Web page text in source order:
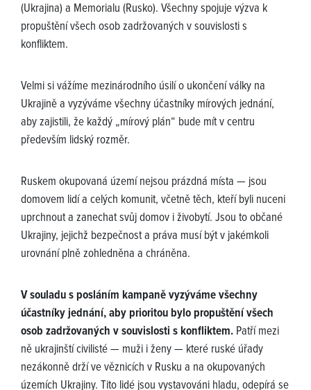
(Ukrajina) a Memorialu (Rusko). Všechny spojuje výzva k
propuštění všech osob zadržovaných v souvislosti s
konfliktem.
Velmi si vážíme mezinárodního úsilí o ukončení války na
Ukrajině a vyzýváme všechny účastníky mírových jednání,
aby zajistili, že každý „mírový plán“ bude mít v centru
především lidský rozměr.
Ruskem okupovaná území nejsou prázdná místa — jsou
domovem lidí a celých komunit, včetně těch, kteří byli nuceni
uprchnout a zanechat svůj domov i živobytí. Jsou to občané
Ukrajiny, jejichž bezpečnost a práva musí být v jakémkoli
urovnání plně zohledněna a chráněna.
V souladu s posláním kampaně vyzýváme všechny
účastníky jednání, aby prioritou bylo propuštění všech
osob zadržovaných v souvislosti s konfliktem. Patří mezi
ně ukrajinští civilisté — muži i ženy — které ruské úřady
nezákonně drží ve věznicích v Rusku a na okupovaných
územích Ukrajiny. Tito lidé jsou vystavováni hladu, odepírá se